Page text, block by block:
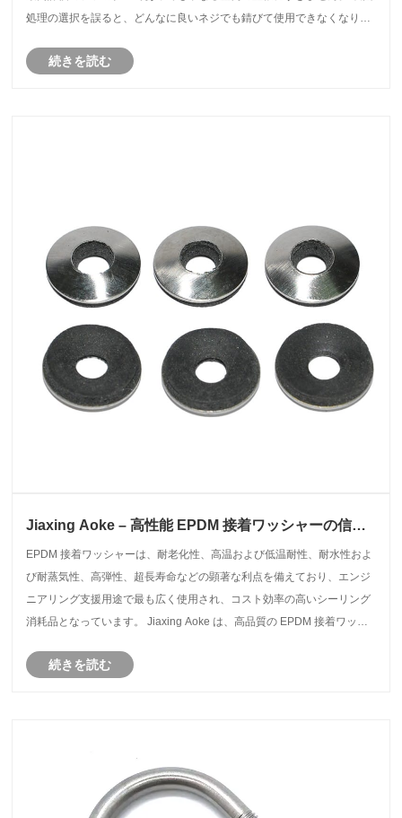
処理の選択を誤ると、どんなに良いネジでも錆びて使用できなくなりま
続きを読む
Jiaxing Aoke – 高性能 EPDM 接着ワッシャーの信頼
EPDM 接着ワッシャーは、耐老化性、高温および低温耐性、耐水性およ
び耐蒸気性、高弾性、超長寿命などの顕著な利点を備えており、エンジ
ニアリング支援用途で最も広く使用され、コスト効率の高いシーリング
消耗品となっています。 Jiaxing Aoke は、高品質の EPDM 接着ワッシ
の生産を専門としています。安定した原材料供給システム、成熟した加
続きを読む